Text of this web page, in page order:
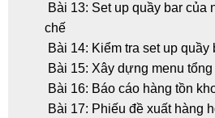
Bài 13: Set up quầy bar của
chế
Bài 14: Kiểm tra set up quầy
Bài 15: Xây dựng menu tổng
Bài 16: Báo cáo hàng tồn
Bài 17: Phiếu đề xuất hàng